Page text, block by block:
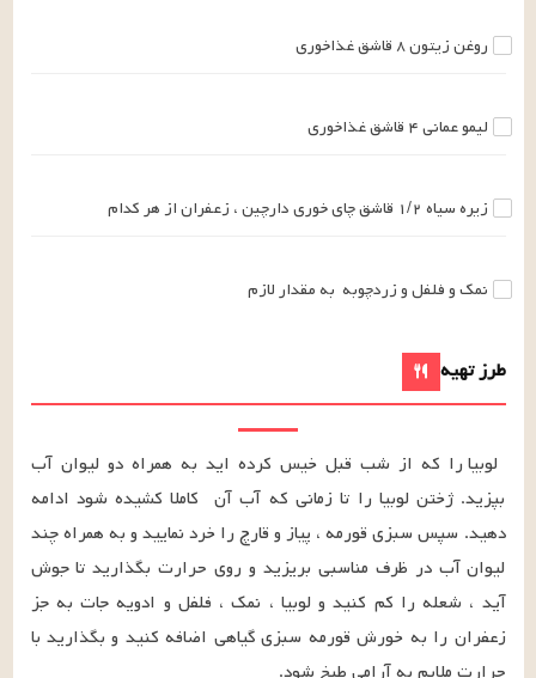
روغن زیتون۸ قاشق غذاخوری
لیمو عمانی۴ قاشق غذاخوری
زیره سیاه ۱/۲ قاشق چای خوریدارچین ، زعفراناز هر کدام
نمک و فلفل و زردچوبه به مقدار لازم
طرز تهیه